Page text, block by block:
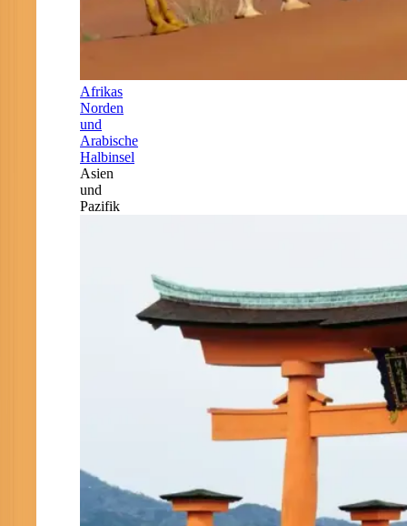
Afrikas
Norden
und
Arabische
Halbinsel
Asien
und
Pazifik